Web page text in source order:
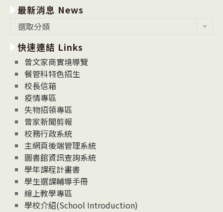
最新消息 News
消
息
News
選取分類
快速連結 Links
曾文家商實境導覽
餐管科特色招生
校長信箱
疫情專區
失物招領專區
曾家新聞剪報
校務行政系統
主網頁後端管理系統
圖書館資訊查詢系統
學年課程計畫書
學生選課輔導手冊
線上教學專區
學校介紹(School Introduction)